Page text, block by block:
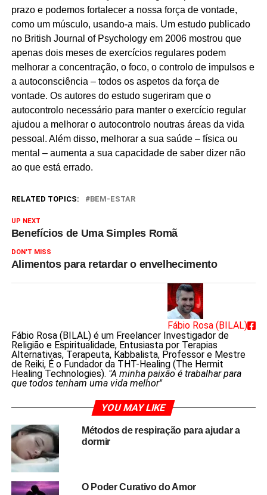
prazo e podemos fortalecer a nossa força de vontade,
como um músculo, usando-a mais. Um estudo publicado
no British Journal of Psychology em 2006 mostrou que
apenas dois meses de exercícios regulares podem
melhorar a concentração, o foco, o controlo de impulsos e
a autoconsciência – todos os aspetos da força de
vontade. Os autores do estudo sugeriram que o
autocontrolo necessário para manter o exercício regular
ajudou a melhorar o autocontrolo noutras áreas da vida
pessoal. Além disso, melhorar a sua saúde – física ou
mental – aumenta a sua capacidade de saber dizer não
ao que está errado.
RELATED TOPICS: BEM-ESTAR
UP NEXT
Benefícios de Uma Simples Romã
DON'T MISS
Alimentos para retardar o envelhecimento
Fábio Rosa (BILAL)
Fábio Rosa (BILAL) é um Freelancer Investigador de
Religião e Espiritualidade, Entusiasta por Terapias
Alternativas, Terapeuta, Kabbalista, Professor e Mestre
de Reiki, É o Fundador da THT-Healing (The Hermit
Healing Technologies). "A minha paixão é trabalhar para
que todos tenham uma vida melhor"
YOU MAY LIKE
Métodos de respiração para ajudar a
dormir
O Poder Curativo do Amor